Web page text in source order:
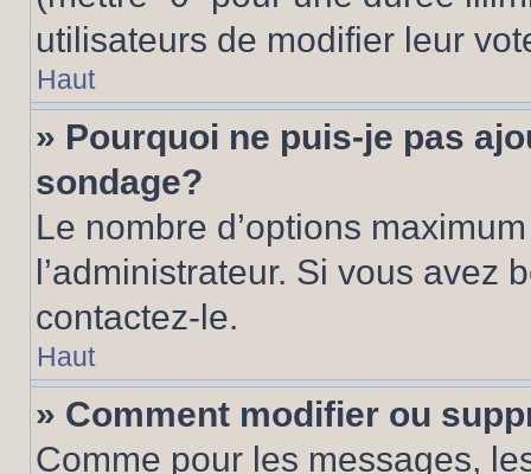
utilisateurs de modifier leur
Haut
» Pourquoi ne puis-je pas
sondage?
Le nombre d’options
l’administrateur. Si vous avez
contactez-le.
Haut
» Comment modifier ou
Comme pour les messages,